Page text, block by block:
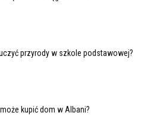
przyrody w szkole podstawowej?
kupić dom w Albani?